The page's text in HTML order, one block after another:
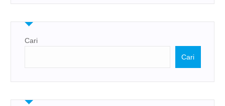
Cari
Cari